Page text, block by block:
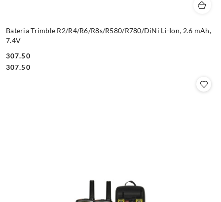
Bateria Trimble R2/R4/R6/R8s/R580/R780/DiNi Li-Ion, 2.6 mAh,
7.4V
Cena:
307.50
Cena:
307.50